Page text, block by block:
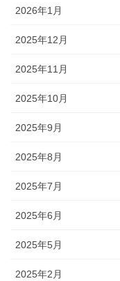
2026年1月
2025年12月
2025年11月
2025年10月
2025年9月
2025年8月
2025年7月
2025年6月
2025年5月
2025年2月